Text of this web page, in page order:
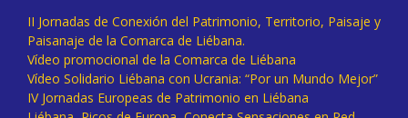
II Jornadas de Conexión del Patrimonio, Territorio, Paisaje y
Paisanaje de la Comarca de Liébana.
Vídeo promocional de la Comarca de Liébana
Vídeo Solidario Liébana con Ucrania: “Por un Mundo Mejor”
IV Jornadas Europeas de Patrimonio en Liébana